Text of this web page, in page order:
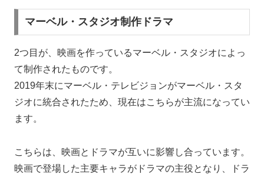
マーベル・スタジオ制作ドラマ
2つ目が、映画を作っているマーベル・スタジオによっ
て制作されたものです。
2019年末にマーベル・テレビジョンがマーベル・スタ
ジオに統合されたため、現在はこちらが主流になってい
ます。
こちらは、映画とドラマが互いに影響し合っています。
映画で登場した主要キャラがドラマの主役となり、ドラ